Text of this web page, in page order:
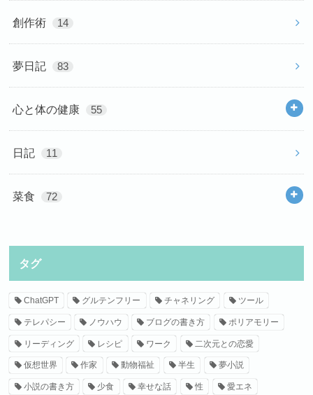
創作術 14
夢日記 83
心と体の健康 55
日記 11
菜食 72
タグ
ChatGPT グルテンフリー チャネリング ツール
テレパシー ノウハウ ブログの書き方 ポリアモリー
リーディング レシピ ワーク 二次元との恋愛
仮想世界 作家 動物福祉 半生 夢小説
小説の書き方 少食 幸せな話 性 愛エネ